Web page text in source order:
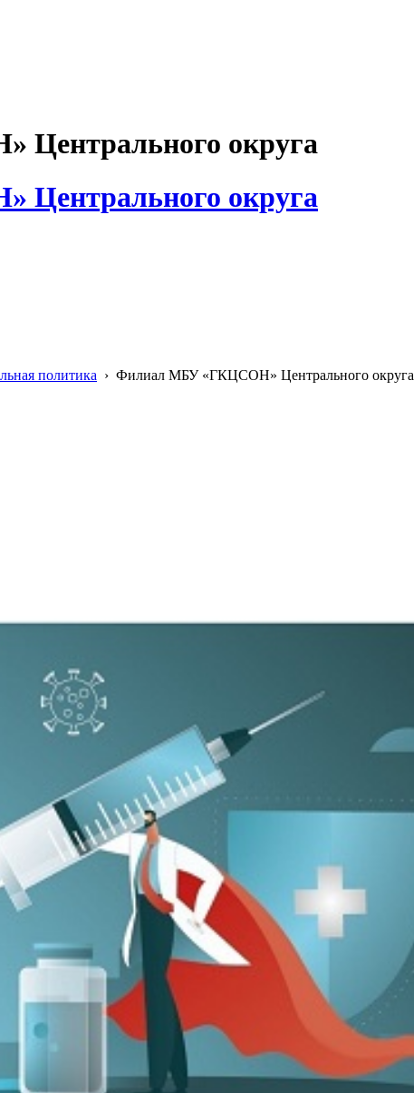
округа
округа
политика › Филиал МБУ «ГКЦСОН» Центрального округа